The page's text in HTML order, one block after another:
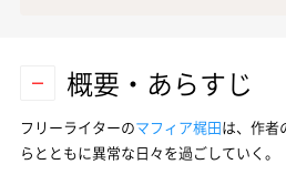
概要・あらすじ
フリーライターのマフィア梶田は、作者
らとともに異常な日々を過ごしていく。